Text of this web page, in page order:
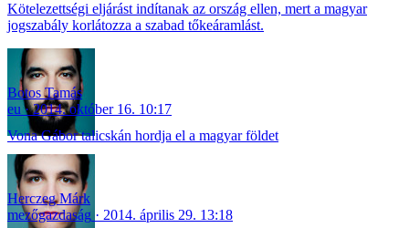
Kötelezettségi eljárást indítanak az ország ellen, mert a magyar
jogszabály korlátozza a szabad tőkeáramlást.
Botos Tamás
eu
2014. október 16. 10:17
Vona Gábor talicskán hordja el a magyar földet
Herczeg Márk
mezőgazdaság
2014. április 29. 13:18